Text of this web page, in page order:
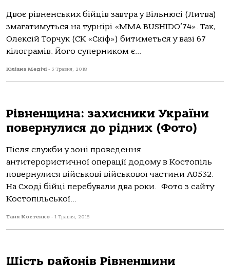
Двоє рівненських бійців завтра у Вільнюсі (Литва)
змагатимуться на турнірі «MMA BUSHIDO’74». Так,
Олексій Торчук (СК «Скіф») битиметься у вазі 67
кілограмів. Його суперником є...
Юліана Медічі - 3 Травня, 2018
Рівненщина: захисники України
повернулися до рідних (Фото)
Після служби у зоні проведення
антитерористичної операції додому в Костопіль
повернулися військові військової частини А0532.
На Сході бійці перебували два роки. Фото з сайту
Костопільської...
Таня Костенко - 1 Травня, 2018
Шість районів Рівненщини